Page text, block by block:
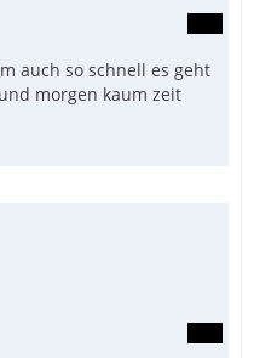
auch so schnell es geht
morgen kaum zeit